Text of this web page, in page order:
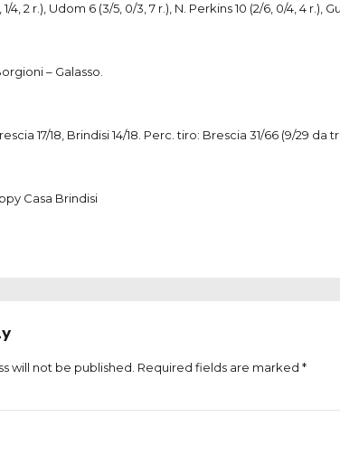
1/4, 2 r.), Udom 6 (3/5, 0/3, 7 r.), N. Perkins 10 (2/6, 0/4, 4 r.),
– Galasso.
17/18, Brindisi 14/18. Perc. tiro: Brescia 31/66 (9/29 da
Casa Brindisi
will not be published. Required fields are marked *